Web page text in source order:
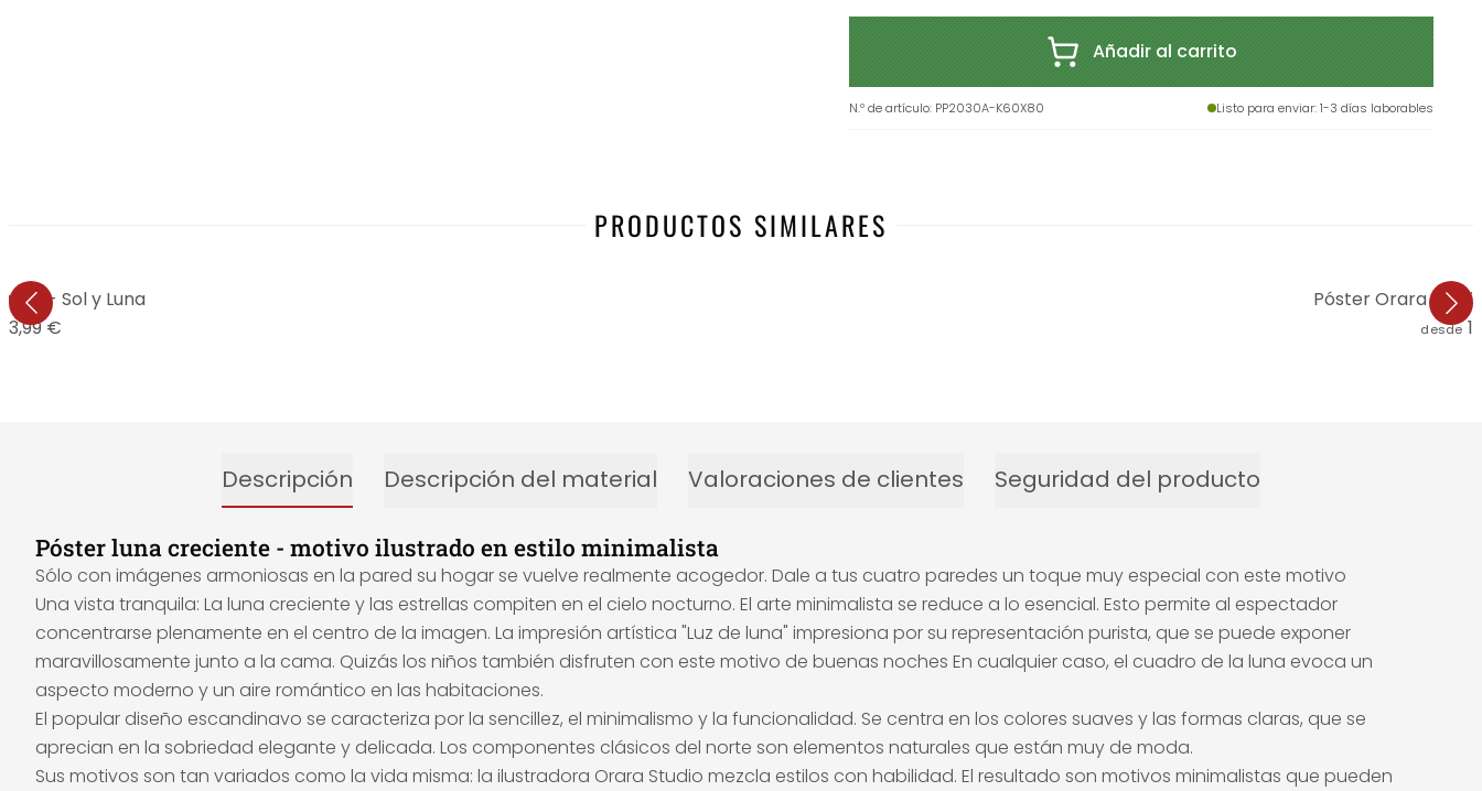
Añadir al carrito
N.º de artículo: PP2030A-K60X80 Listo para enviar: 1-3 días laborables
PRODUCTOS SIMILARES
- Sol y Luna
13,99 €
Póster Orara
desde
Descripción Descripción del material Valoraciones de clientes Seguridad del producto
Póster luna creciente - motivo ilustrado en estilo minimalista
Sólo con imágenes armoniosas en la pared su hogar se vuelve realmente acogedor. Dale a tus cuatro paredes un toque muy especial con este motivo
Una vista tranquila: La luna creciente y las estrellas compiten en el cielo nocturno. El arte minimalista se reduce a lo esencial. Esto permite al espectador
concentrarse plenamente en el centro de la imagen. La impresión artística "Luz de luna" impresiona por su representación purista, que se puede exponer
maravillosamente junto a la cama. Quizás los niños también disfruten con este motivo de buenas noches En cualquier caso, el cuadro de la luna evoca un
aspecto moderno y un aire romántico en las habitaciones.
El popular diseño escandinavo se caracteriza por la sencillez, el minimalismo y la funcionalidad. Se centra en los colores suaves y las formas claras, que se
aprecian en la sobriedad elegante y delicada. Los componentes clásicos del norte son elementos naturales que están muy de moda.
Sus motivos son tan variados como la vida misma: la ilustradora Orara Studio mezcla estilos con habilidad. El resultado son motivos minimalistas que pueden